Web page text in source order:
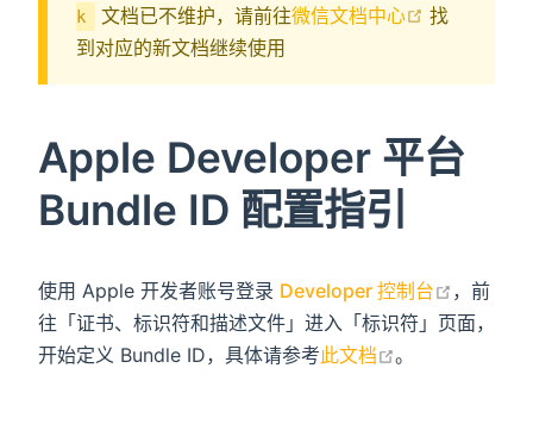
k
文档已不维护，请前往微信文档中心 open in
找
到对应的新文档继续使用
Apple Developer 平台
Bundle ID 配置指引
使用 Apple 开发者账号登录 Developer 控制台 open in
，前
往「证书、标识符和描述文件」进入「标识符」页面，
开始定义 Bundle ID，具体请参考此文档 open in new
。